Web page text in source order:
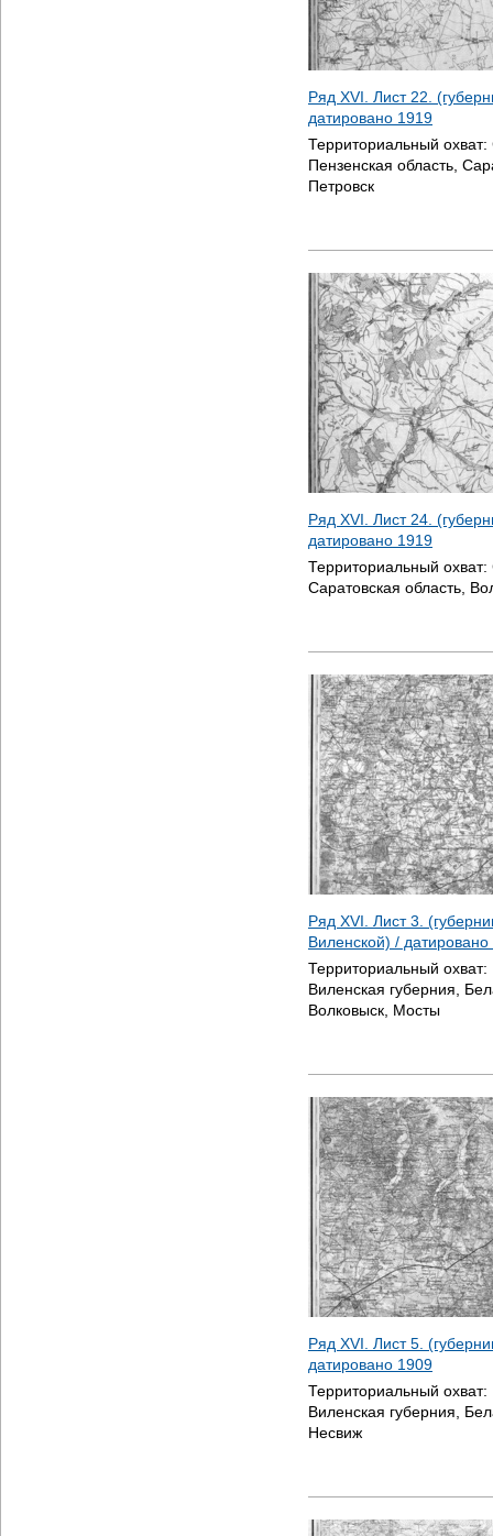
Ряд XVI. Лист 22.
датировано 1919
Территориальный охват:
Пензенская область,
Петровск
Ряд XVI. Лист 24.
датировано 1919
Территориальный охват:
Саратовская область,
Ряд XVI. Лист 3.
Виленской) / датировано
Территориальный охват:
Виленская губерния,
Волковыск, Мосты
Ряд XVI. Лист 5.
датировано 1909
Территориальный охват:
Виленская губерния,
Несвиж